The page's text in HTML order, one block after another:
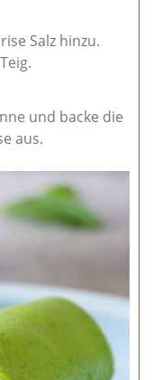
Salz hinzu.
und backe die
aus.